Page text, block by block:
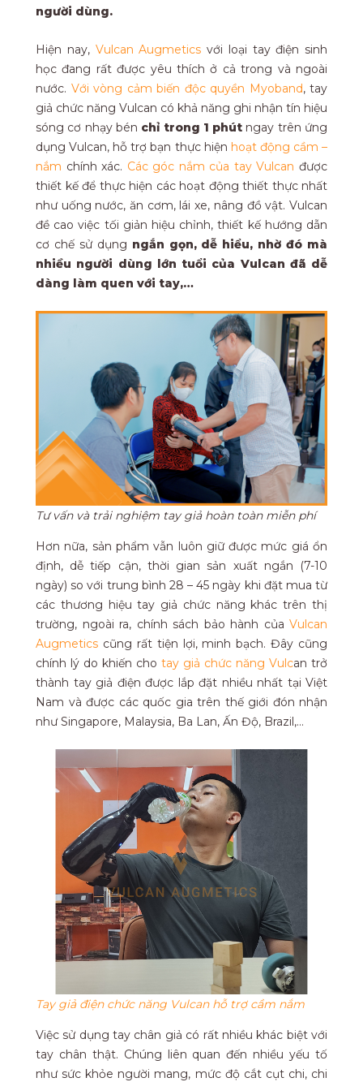
người dùng.
Hiện nay, Vulcan Augmetics với loại tay điện sinh
học đang rất được yêu thích ở cả trong và ngoài
nước. Với vòng cảm biến độc quyền Myoband, tay
giả chức năng Vulcan có khả năng ghi nhận tín hiệu
sóng cơ nhạy bén chỉ trong 1 phút ngay trên ứng
dụng Vulcan, hỗ trợ bạn thực hiện hoạt động cầm –
nắm chính xác. Các góc nắm của tay Vulcan được
thiết kế để thực hiện các hoạt động thiết thực nhất
như uống nước, ăn cơm, lái xe, nâng đồ vật. Vulcan
đề cao việc tối giản hiệu chỉnh, thiết kế hướng dẫn
cơ chế sử dụng ngắn gọn, dễ hiểu, nhờ đó mà
nhiều người dùng lớn tuổi của Vulcan đã dễ
dàng làm quen với tay,…
Tư vấn và trải nghiệm tay giả hoàn toàn miễn phí
Hơn nữa, sản phẩm vẫn luôn giữ được mức giá ổn
định, dễ tiếp cận, thời gian sản xuất ngắn (7-10
ngày) so với trung bình 28 – 45 ngày khi đặt mua từ
các thương hiệu tay giả chức năng khác trên thị
trường, ngoài ra, chính sách bảo hành của Vulcan
Augmetics cũng rất tiện lợi, minh bạch. Đây cũng
chính lý do khiến cho tay giả chức năng Vulcan trở
thành tay giả điện được lắp đặt nhiều nhất tại Việt
Nam và được các quốc gia trên thế giới đón nhận
như Singapore, Malaysia, Ba Lan, Ấn Độ, Brazil,…
Tay giả điện chức năng Vulcan hỗ trợ cầm nắm
Việc sử dụng tay chân giả có rất nhiều khác biệt với
tay chân thật. Chúng liên quan đến nhiều yếu tố
như sức khỏe người mang, mức độ cắt cụt chi, chi